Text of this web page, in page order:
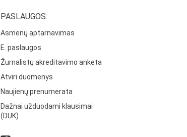
PASLAUGOS:
Asmenų aptarnavimas
E. paslaugos
Žurnalistų akreditavimo anketa
Atviri duomenys
Naujienų prenumerata
Dažnai užduodami klausimai
(DUK)